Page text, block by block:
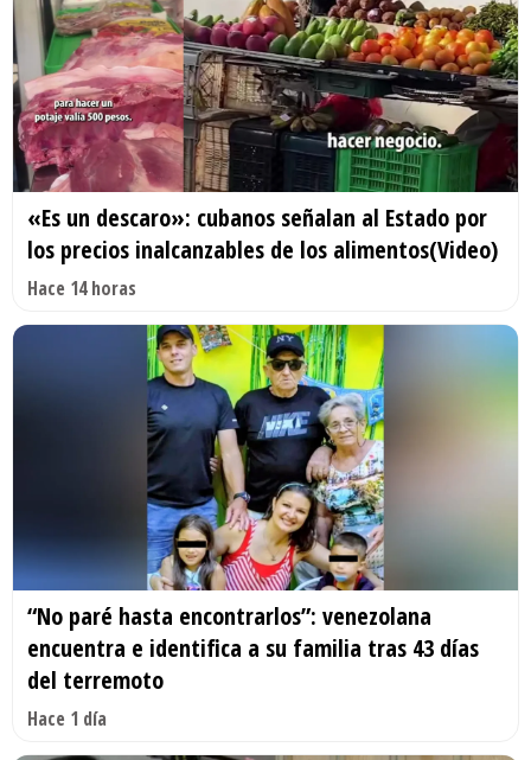
«Es un descaro»: cubanos señalan al Estado por
los precios inalcanzables de los alimentos(Video)
Hace 14 horas
“No paré hasta encontrarlos”: venezolana
encuentra e identifica a su familia tras 43 días
del terremoto
Hace 1 día